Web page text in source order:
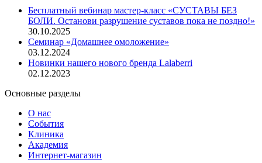
Бесплатный вебинар мастер-класс «СУСТАВЫ БЕЗ
БОЛИ. Останови разрушение суставов пока не поздно!»
30.10.2025
Семинар «Домашнее омоложение»
03.12.2024
Новинки нашего нового бренда Lalaberri
02.12.2023
Основные разделы
О нас
События
Клиника
Академия
Интернет-магазин